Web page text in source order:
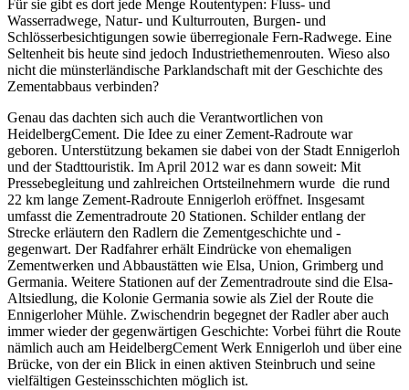
Für sie gibt es dort jede Menge Routentypen: Fluss- und
Wasserradwege, Natur- und Kulturrouten, Burgen- und
Schlösserbesichtigungen sowie überregionale Fern-Radwege. Eine
Seltenheit bis heute sind jedoch Industriethemenrouten. Wieso also
nicht die münsterländische Parklandschaft mit der Geschichte des
Zementabbaus verbinden?
Genau das dachten sich auch die Verantwortlichen von
HeidelbergCement. Die Idee zu einer Zement-Radroute war
geboren. Unterstützung bekamen sie dabei von der Stadt Ennigerloh
und der Stadttouristik. Im April 2012 war es dann soweit: Mit
Pressebegleitung und zahlreichen Ortsteilnehmern wurde die rund
22 km lange Zement-Radroute Ennigerloh eröffnet. Insgesamt
umfasst die Zementradroute 20 Stationen. Schilder entlang der
Strecke erläutern den Radlern die Zementgeschichte und -
gegenwart. Der Radfahrer erhält Eindrücke von ehemaligen
Zementwerken und Abbaustätten wie Elsa, Union, Grimberg und
Germania. Weitere Stationen auf der Zementradroute sind die Elsa-
Altsiedlung, die Kolonie Germania sowie als Ziel der Route die
Ennigerloher Mühle. Zwischendrin begegnet der Radler aber auch
immer wieder der gegenwärtigen Geschichte: Vorbei führt die Route
nämlich auch am HeidelbergCement Werk Ennigerloh und über eine
Brücke, von der ein Blick in einen aktiven Steinbruch und seine
vielfältigen Gesteinsschichten möglich ist.